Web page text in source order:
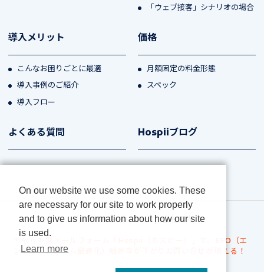
「ウェブ接客」シナリオの場合
導入メリット
こんなお困りごとに最適
導入事例のご紹介
導入フロー
価格
月額固定の料金形態
スペック
よくある質問 Hospiiブログ
プライバシーポリシー 会社案内
チャット型メールフォーム「Hospii（ホスピー）」で、EFO（エ
ントリーフォーム最適化）離脱率が下がりお問い合せが増える！
On our website we use some cookies. These
are necessary for our site to work properly
and to give us information about how our site
is used.
Learn more